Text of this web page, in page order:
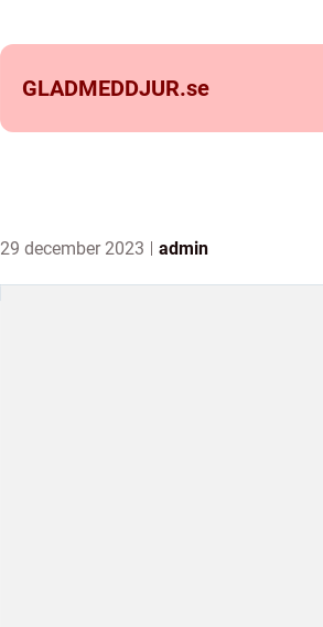
GLADMEDDJUR.se
29 december 2023 admin